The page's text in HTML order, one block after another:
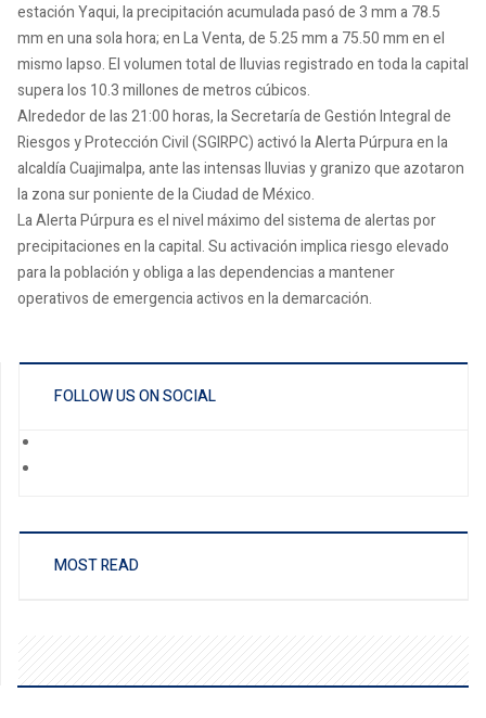
estación Yaqui, la precipitación acumulada pasó de 3 mm a 78.5
mm en una sola hora; en La Venta, de 5.25 mm a 75.50 mm en el
mismo lapso. El volumen total de lluvias registrado en toda la capital
supera los 10.3 millones de metros cúbicos.
Alrededor de las 21:00 horas, la Secretaría de Gestión Integral de
Riesgos y Protección Civil (SGIRPC) activó la Alerta Púrpura en la
alcaldía Cuajimalpa, ante las intensas lluvias y granizo que azotaron
la zona sur poniente de la Ciudad de México.
La Alerta Púrpura es el nivel máximo del sistema de alertas por
precipitaciones en la capital. Su activación implica riesgo elevado
para la población y obliga a las dependencias a mantener
operativos de emergencia activos en la demarcación.
FOLLOW US ON SOCIAL
MOST READ